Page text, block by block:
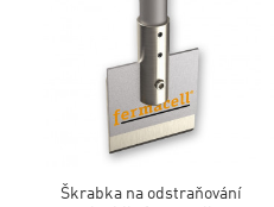
Škrabka na odstraňování